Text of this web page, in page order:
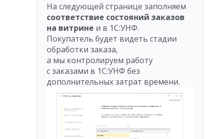
На следующей странице заполняем
соответствие состояний заказов
на витрине и в 1С:УНФ.
Покупатель будет видеть стадии
обработки заказа,
а мы контролируем работу
с заказами в 1С:УНФ без
дополнительных затрат времени.